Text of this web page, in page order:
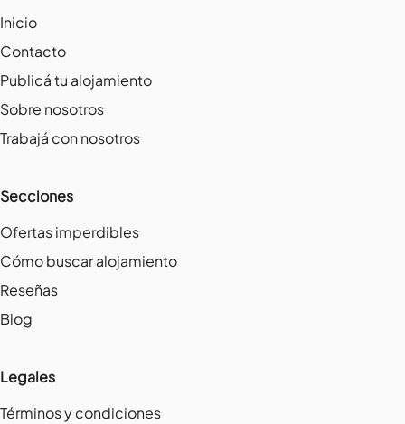
Inicio
Contacto
Publicá tu alojamiento
Sobre nosotros
Trabajá con nosotros
Secciones
Ofertas imperdibles
Cómo buscar alojamiento
Reseñas
Blog
Legales
Términos y condiciones